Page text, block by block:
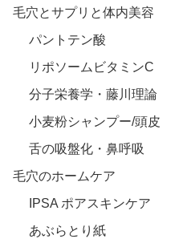
毛穴とサプリと体内美容
パントテン酸
リポソームビタミンC
分子栄養学・藤川理論
小麦粉シャンプー/頭皮
舌の吸盤化・鼻呼吸
毛穴のホームケア
IPSA ポアスキンケア
あぶらとり紙